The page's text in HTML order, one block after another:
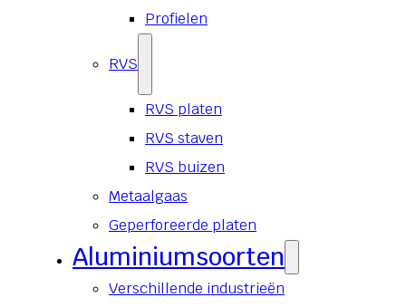
Profielen
RVS
RVS platen
RVS staven
RVS buizen
Metaalgaas
Geperforeerde platen
Aluminiumsoorten
Verschillende industrieën